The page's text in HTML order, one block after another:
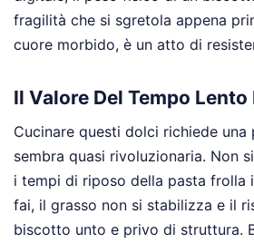
fragilità che si sgretola appena
cuore morbido, è un atto di
Il Valore Del Tempo Lento
Cucinare questi dolci richiede una
sembra quasi rivoluzionaria. Non
i tempi di riposo della pasta frolla
fai, il grasso non si stabilizza e il
biscotto unto e privo di struttura.